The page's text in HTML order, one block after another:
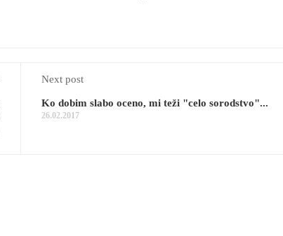
Next post
Ko dobim slabo oceno, mi teži "celo sorodstvo"...
26.02.2017